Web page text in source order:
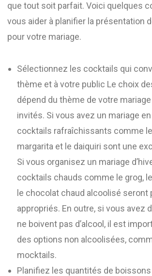
que tout soit parfait. Voici quelques
vous aider à planifier la présentation
pour votre mariage.
Sélectionnez les cocktails qui
thème et à votre public Le choix
dépend du thème de votre
invités. Si vous avez un mariage
cocktails rafraîchissants comme
margarita et le daiquiri sont une
Si vous organisez un mariage
cocktails chauds comme le grog,
le chocolat chaud alcoolisé seront
appropriés. En outre, si vous avez
ne boivent pas d’alcool, il est
des options non alcoolisées,
mocktails.
Planifiez les quantités de